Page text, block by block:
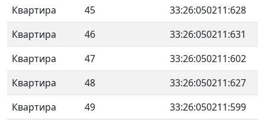
Квартира
45
33:26:050211:628
Квартира
46
33:26:050211:631
Квартира
47
33:26:050211:602
Квартира
48
33:26:050211:627
Квартира
49
33:26:050211:599